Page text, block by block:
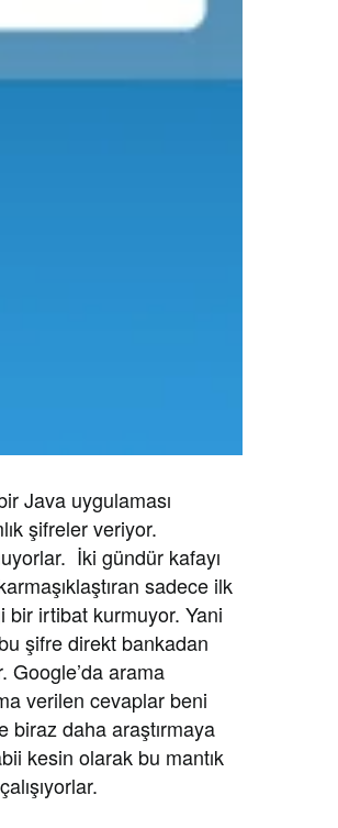
Java uygulaması
şifreler veriyor.
İki gündür kafayı
sadece ilk
bir irtibat kurmuyor. Yani
şifre direkt bankadan
Google’da arama
verilen cevaplar beni
biraz daha araştırmaya
kesin olarak bu mantık